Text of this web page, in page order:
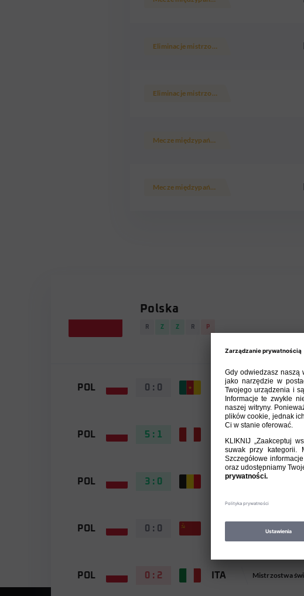
Eliminacje mistrzostw Europy 1968
Eliminacje mistrzostw Europy 1968
Mecze międzypaństwowe
Mecze międzypaństwowe
Polska
R Z Z R P
POL 0 : 0 CMR
POL 5 : 1
POL 3 : 0 BEL
POL 0 : 0
POL 0 : 2 ITA